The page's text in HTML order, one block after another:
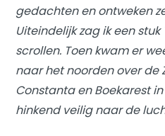
gedachten en ontweken
Uiteindelijk zag ik een
scrollen. Toen kwam er
naar het noorden over de
Constanta en Boekarest
hinkend veilig naar de